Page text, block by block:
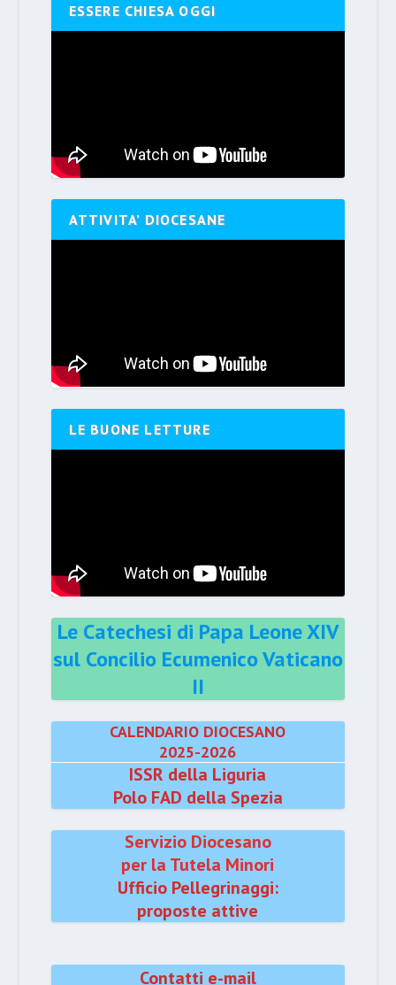
ESSERE CHIESA OGGI
ATTIVITA’ DIOCESANE
LE BUONE LETTURE
Le Catechesi di Papa Leone XIV
sul Concilio Ecumenico Vaticano
II
CALENDARIO DIOCESANO
2025-2026
ISSR della Liguria
Polo FAD della Spezia
Servizio Diocesano
per la Tutela Minori
Ufficio Pellegrinaggi:
proposte attive
Contatti e-mail